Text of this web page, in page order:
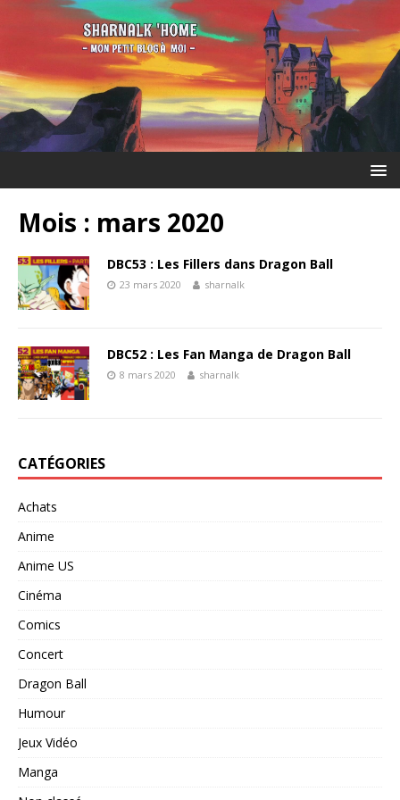
Mois : mars 2020
DBC53 : Les Fillers dans Dragon Ball
23 mars 2020 sharnalk
DBC52 : Les Fan Manga de Dragon Ball
8 mars 2020 sharnalk
CATÉGORIES
Achats
Anime
Anime US
Cinéma
Comics
Concert
Dragon Ball
Humour
Jeux Vidéo
Manga